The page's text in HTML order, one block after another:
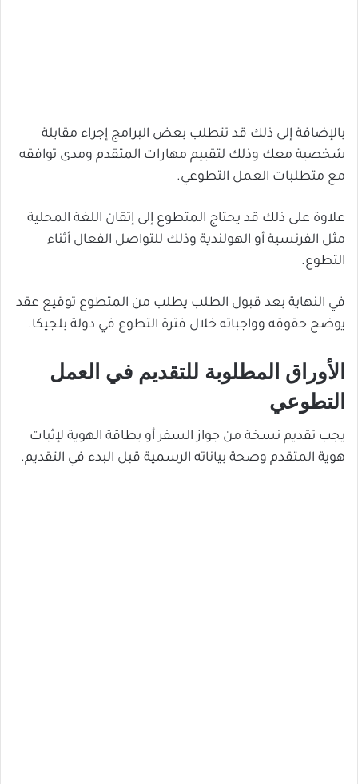
بالإضافة إلى ذلك قد تتطلب بعض البرامج إجراء مقابلة
شخصية معك وذلك لتقييم مهارات المتقدم ومدى توافقه
مع متطلبات العمل التطوعي.
علاوة على ذلك قد يحتاج المتطوع إلى إتقان اللغة المحلية
مثل الفرنسية أو الهولندية وذلك للتواصل الفعال أثناء
التطوع.
في النهاية بعد قبول الطلب يطلب من المتطوع توقيع عقد
يوضح حقوقه وواجباته خلال فترة التطوع في دولة بلجيكا.
الأوراق المطلوبة للتقديم في العمل
التطوعي
يجب تقديم نسخة من جواز السفر أو بطاقة الهوية لإثبات
هوية المتقدم وصحة بياناته الرسمية قبل البدء في التقديم.